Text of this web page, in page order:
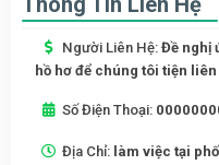
Người Liên Hệ: Đề nghị
hồ hơ để chúng tôi tiện
Số Điện Thoại:
Địa Chỉ: làm việc tại